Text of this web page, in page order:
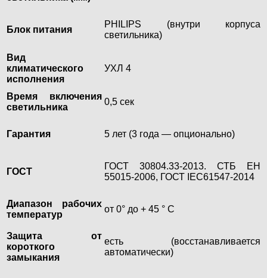
Блок питания
PHILIPS (внутри корпуса
светильника)
Вид
климатического
исполнения
УХЛ 4
Время включения
светильника
0,5 сек
Гарантия 5 лет (3 года — опционально)
ГОСТ
ГОСТ 30804.33-2013. СТБ ЕН
55015-2006, ГОСТ IEC61547-2014
Диапазон рабочих
температур
от 0° до + 45 ° С
Защита от
короткого
замыкания
есть (восстанавливается
автоматически)